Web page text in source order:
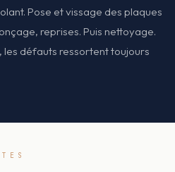
Pose et vissage des plaques
reprises. Puis nettoyage.
les défauts ressortent toujours